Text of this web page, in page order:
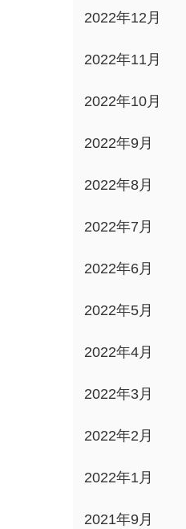
2022年12月
2022年11月
2022年10月
2022年9月
2022年8月
2022年7月
2022年6月
2022年5月
2022年4月
2022年3月
2022年2月
2022年1月
2021年9月